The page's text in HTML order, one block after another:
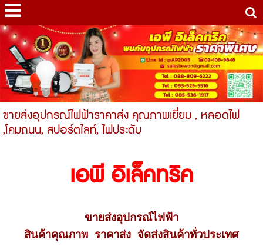
ขายส่งอุปกรณ์ไฟฟ้าราคาส่ง คุณภาพเยี่ยม , หลอดไฟ
,โคมถนน, สปอร์ตไลท์, ไฟประดับ
เอพี อิเล็คทริค
ขายส่งอุปกรณ์ไฟฟ้า
สินค้าคุณภาพ ราคาส่ง จัดส่งสินค้าทั่วประเทศ